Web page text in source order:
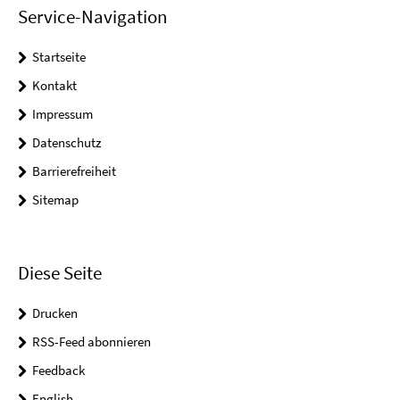
Service-Navigation
Startseite
Kontakt
Impressum
Datenschutz
Barrierefreiheit
Sitemap
Diese Seite
Drucken
RSS-Feed abonnieren
Feedback